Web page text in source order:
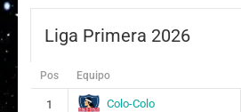
Liga Primera 2026
Pos Equipo
1 Colo-Colo